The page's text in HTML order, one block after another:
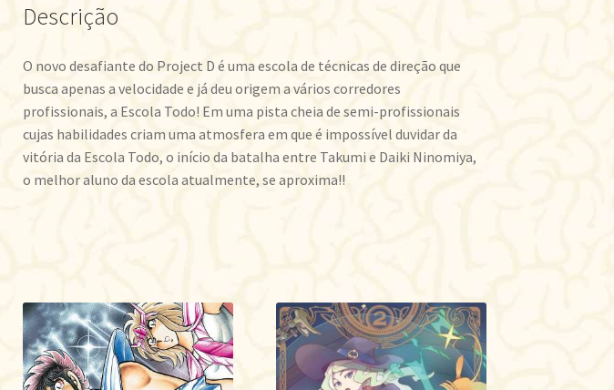
Descrição
O novo desafiante do Project D é uma escola de técnicas de direção que
busca apenas a velocidade e já deu origem a vários corredores
profissionais, a Escola Todo! Em uma pista cheia de semi-profissionais
cujas habilidades criam uma atmosfera em que é impossível duvidar da
vitória da Escola Todo, o início da batalha entre Takumi e Daiki Ninomiya,
o melhor aluno da escola atualmente, se aproxima!!